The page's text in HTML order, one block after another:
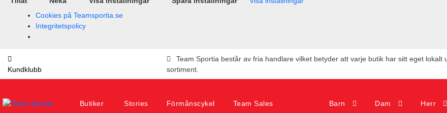
Cookies på Teamsportia.se
Integritetspolicy
Kundklubb
Team Sportia består av fria handlare vilket betyder att varje butik har sitt eget lokalt
sortiment.
Butiker Stories Förmånscykel Team Sales Barn Dam Herr